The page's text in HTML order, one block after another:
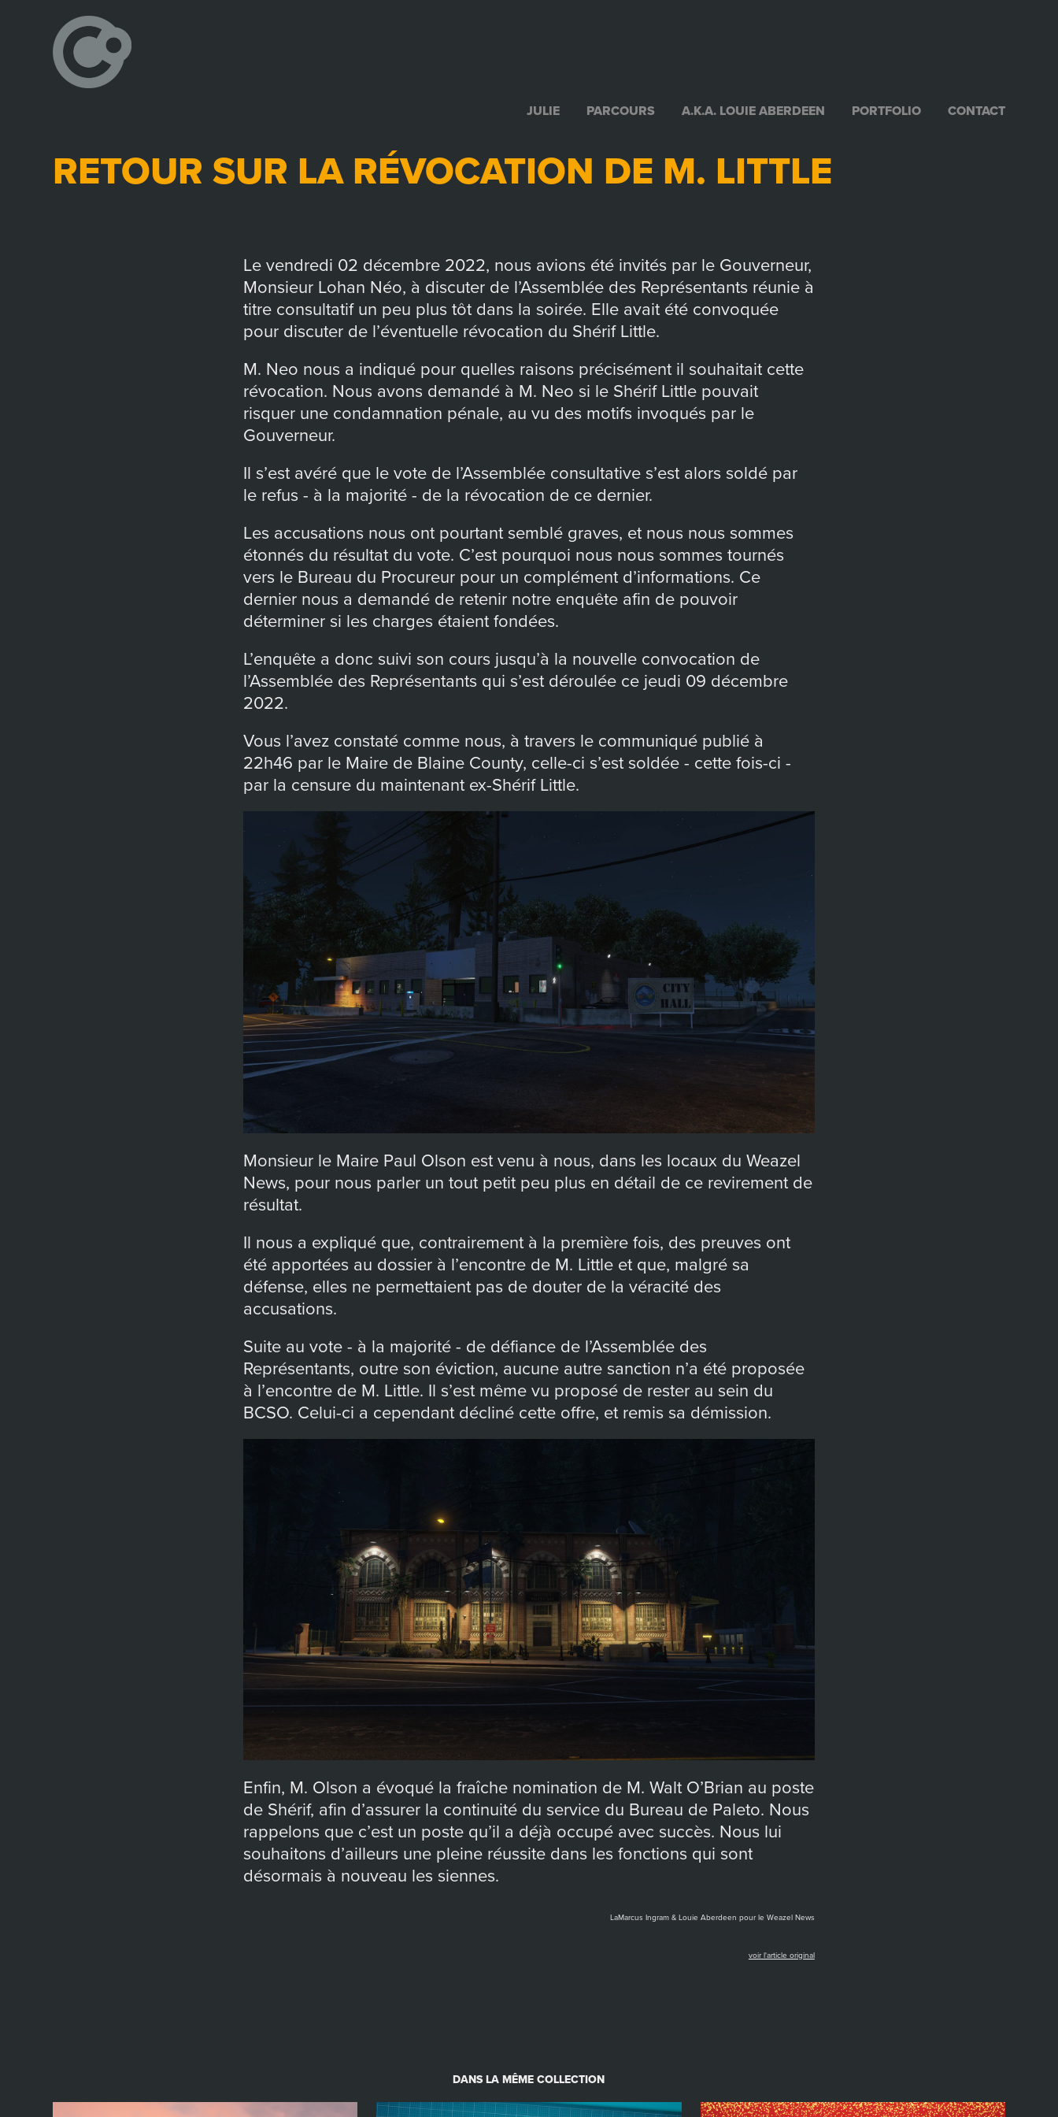
JULIE PARCOURS A.K.A. LOUIE ABERDEEN PORTFOLIO CONTACT
RETOUR SUR LA RÉVOCATION DE M. LITTLE
Le vendredi 02 décembre 2022, nous avions été invités par le Gouverneur,
Monsieur Lohan Néo, à discuter de l’Assemblée des Représentants réunie à
titre consultatif un peu plus tôt dans la soirée. Elle avait été convoquée
pour discuter de l’éventuelle révocation du Shérif Little.
M. Neo nous a indiqué pour quelles raisons précisément il souhaitait cette
révocation. Nous avons demandé à M. Neo si le Shérif Little pouvait
risquer une condamnation pénale, au vu des motifs invoqués par le
Gouverneur.
Il s’est avéré que le vote de l’Assemblée consultative s’est alors soldé par
le refus - à la majorité - de la révocation de ce dernier.
Les accusations nous ont pourtant semblé graves, et nous nous sommes
étonnés du résultat du vote. C’est pourquoi nous nous sommes tournés
vers le Bureau du Procureur pour un complément d’informations. Ce
dernier nous a demandé de retenir notre enquête afin de pouvoir
déterminer si les charges étaient fondées.
L’enquête a donc suivi son cours jusqu’à la nouvelle convocation de
l’Assemblée des Représentants qui s’est déroulée ce jeudi 09 décembre
2022.
Vous l’avez constaté comme nous, à travers le communiqué publié à
22h46 par le Maire de Blaine County, celle-ci s’est soldée - cette fois-ci -
par la censure du maintenant ex-Shérif Little.
Monsieur le Maire Paul Olson est venu à nous, dans les locaux du Weazel
News, pour nous parler un tout petit peu plus en détail de ce revirement de
résultat.
Il nous a expliqué que, contrairement à la première fois, des preuves ont
été apportées au dossier à l’encontre de M. Little et que, malgré sa
défense, elles ne permettaient pas de douter de la véracité des
accusations.
Suite au vote - à la majorité - de défiance de l’Assemblée des
Représentants, outre son éviction, aucune autre sanction n’a été proposée
à l’encontre de M. Little. Il s’est même vu proposé de rester au sein du
BCSO. Celui-ci a cependant décliné cette offre, et remis sa démission.
Enfin, M. Olson a évoqué la fraîche nomination de M. Walt O’Brian au poste
de Shérif, afin d’assurer la continuité du service du Bureau de Paleto. Nous
rappelons que c’est un poste qu’il a déjà occupé avec succès. Nous lui
souhaitons d’ailleurs une pleine réussite dans les fonctions qui sont
désormais à nouveau les siennes.
LaMarcus Ingram & Louie Aberdeen pour le Weazel News
voir l'article original
DANS LA MÊME COLLECTION